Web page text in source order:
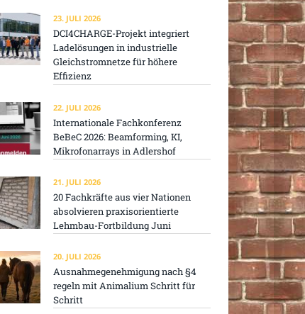
23. JULI 2026
DCI4CHARGE-Projekt integriert
Ladelösungen in industrielle
Gleichstromnetze für höhere
Effizienz
22. JULI 2026
Internationale Fachkonferenz
BeBeC 2026: Beamforming, KI,
Mikrofonarrays in Adlershof
21. JULI 2026
20 Fachkräfte aus vier Nationen
absolvieren praxisorientierte
Lehmbau-Fortbildung Juni
20. JULI 2026
Ausnahmegenehmigung nach §4
regeln mit Animalium Schritt für
Schritt